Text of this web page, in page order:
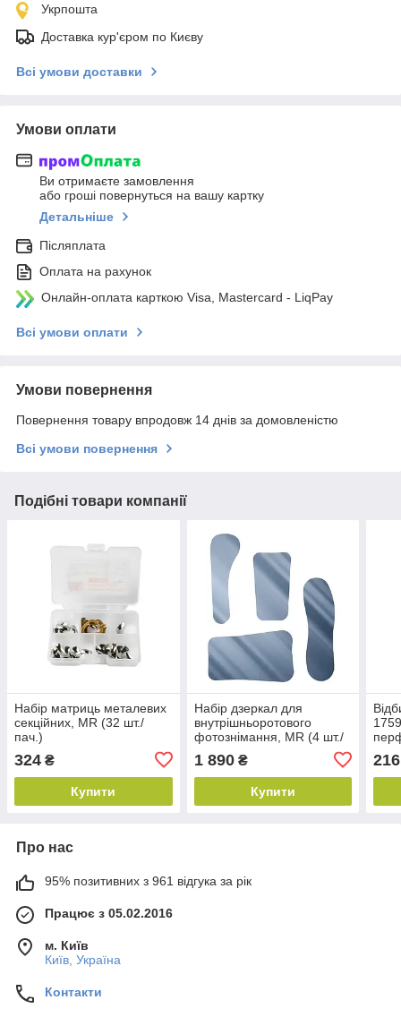
Укрпошта
Доставка кур'єром по Києву
Всі умови доставки
Умови оплати
Ви отримаєте замовлення
або гроші повернуться на вашу картку
Детальніше
Післяплата
Оплата на рахунок
Онлайн-оплата карткою Visa, Mastercard - LiqPay
Всі умови оплати
Умови повернення
Повернення товару впродовж 14 днів за домовленістю
Всі умови повернення
Подібні товари компанії
Набір матриць металевих
секційних, MR (32 шт./
пач.)
324 ₴
Купити
Набір дзеркал для
внутрішньоротового
фотознімання, MR (4 шт./
1 890₴
Купити
216
Про нас
95% позитивних з 961 відгука за рік
Працює з 05.02.2016
м. Київ
Київ, Україна
Контакти